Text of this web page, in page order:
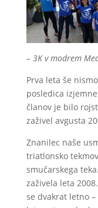
– 3K v modrem
Prva leta še
posledica
članov je bilo
zaživel avgusta
Znanilec naše
triatlonsko
smučarskega
zaživela leta
se dvakrat letno